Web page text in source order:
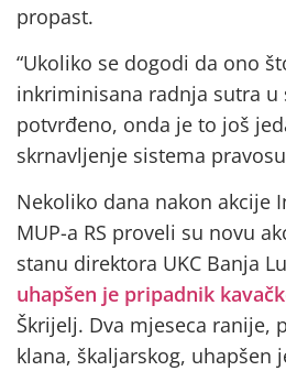
propast.
“Ukoliko se dogodi da ono
inkriminisana radnja sutra u
potvrđeno, onda je to još
skrnavljenje sistema
Nekoliko dana nakon akcije
MUP-a RS proveli su novu
stanu direktora UKC Banja
uhapšen je pripadnik
Škrijelj. Dva mjeseca ranije,
klana, škaljarskog, uhapšen